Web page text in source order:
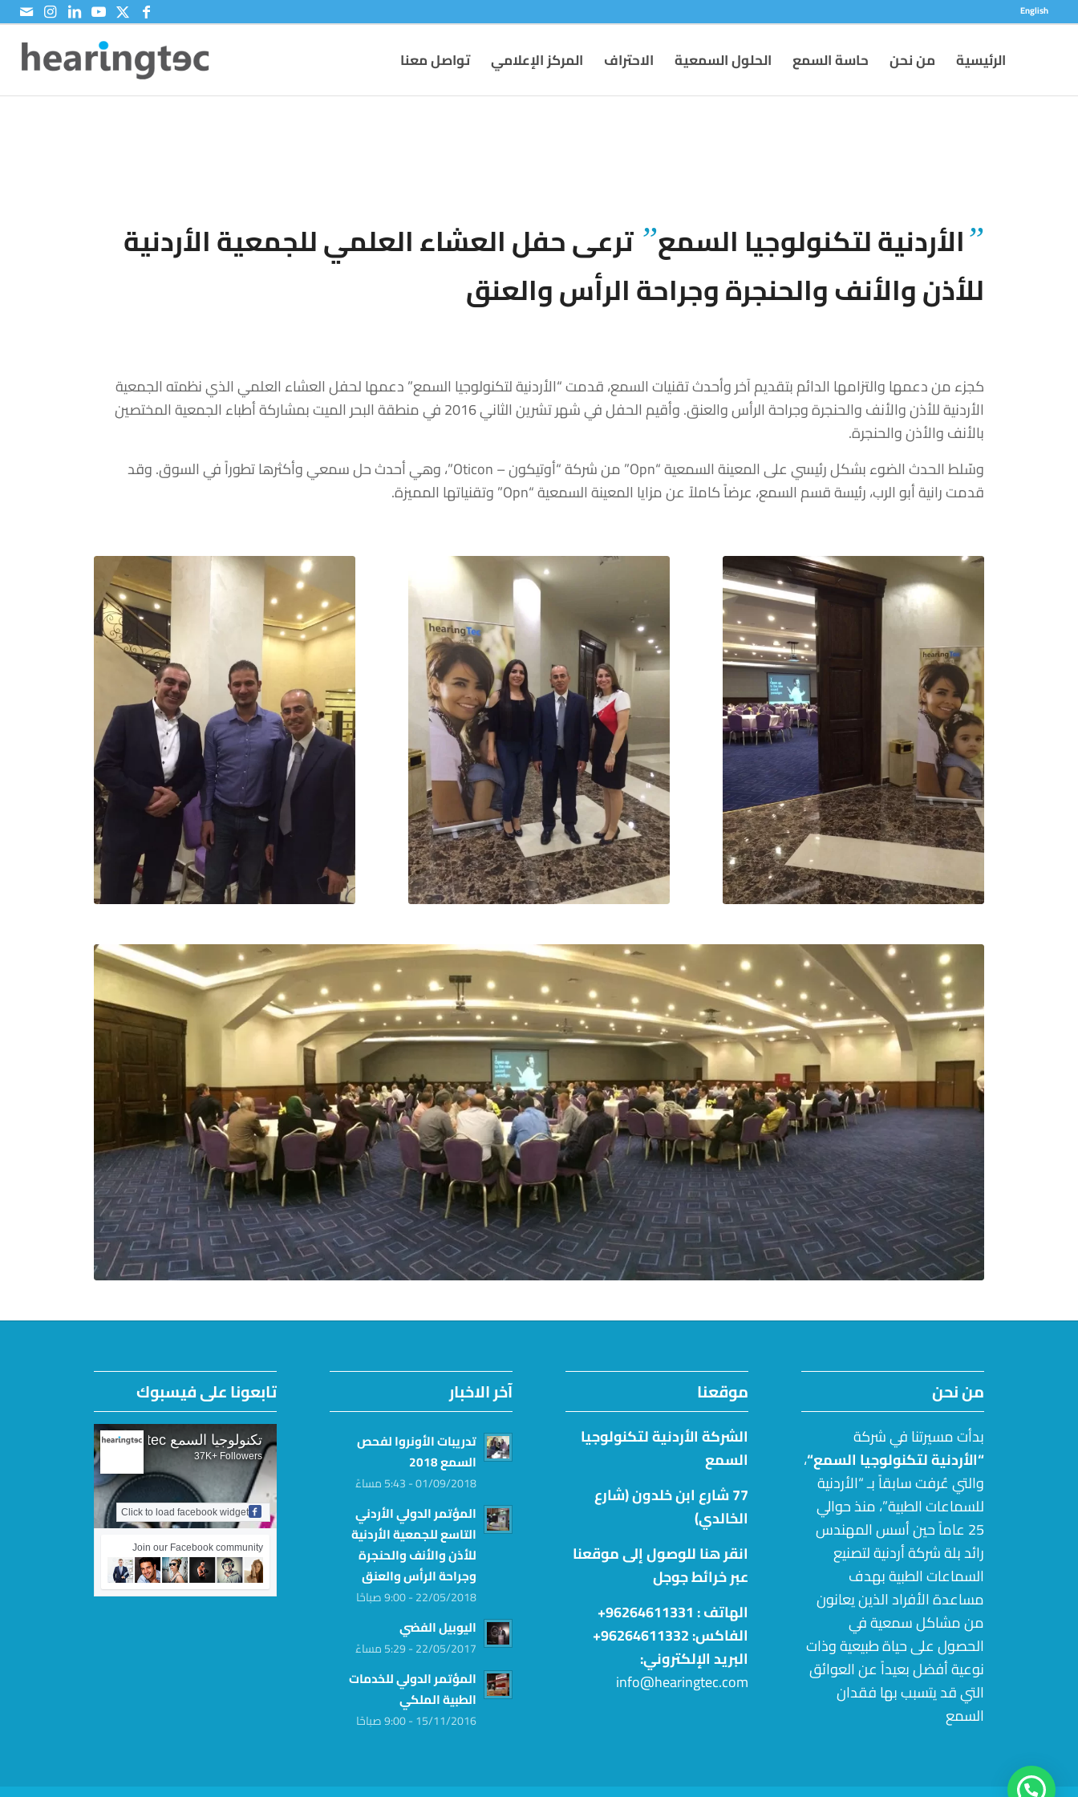
English
الرئيسية من نحن حاسة السمع الحلول السمعية الاحتراف المركز الإعلامي تواصل معنا
”الأردنية لتكنولوجيا السمع” ترعى حفل العشاء العلمي للجمعية الأردنية
للأذن والأنف والحنجرة وجراحة الرأس والعنق
كجزء من دعمها والتزامها الدائم بتقديم آخر وأحدث تقنيات السمع، قدمت “الأردنية لتكنولوجيا السمع” دعمها لحفل العشاء العلمي الذي نظمته الجمعية
الأردنية للأذن والأنف والحنجرة وجراحة الرأس والعنق. وأقيم الحفل في شهر تشرين الثاني 2016 في منطقة البحر الميت بمشاركة أطباء الجمعية المختصين
بالأنف والأذن والحنجرة.
وسّلط الحدث الضوء بشكل رئيسي على المعينة السمعية “Opn” من شركة “أوتيكون – Oticon”، وهي أحدث حل سمعي وأكثرها تطوراً في السوق. وقد
قدمت رانية أبو الرب، رئيسة قسم السمع، عرضاً كاملاً عن مزايا المعينة السمعية “Opn” وتقنياتها المميزة.
من نحن
بدأت مسيرتنا في شركة
“الأردنية لتكنولوجيا السمع“،
والتي عُرفت سابقاً بـ “الأردنية
للسماعات الطبية”، منذ حوالي
25 عاماً حين أسس المهندس
رائد بلة شركة أردنية لتصنيع
السماعات الطبية بهدف
مساعدة الأفراد الذين يعانون
من مشاكل سمعية في
الحصول على حياة طبيعية وذات
نوعية أفضل بعيداً عن العوائق
التي قد يتسبب بها فقدان
السمع
موقعنا
الشركة الأردنية لتكنولوجيا
السمع
77 شارع ابن خلدون (شارع
الخالدي)
انقر هنا للوصول إلى موقعنا
عبر خرائط جوجل
الهاتف : 96264611331+
الفاكس: 96264611332+
البريد الإلكتروني:
info@hearingtec.com
آخر الاخبار
تدريبات الأونروا لفحص
السمع 2018
01/09/2018 - 5:43 مساءً
المؤتمر الدولي الأردني
التاسع للجمعية الأردنية
للأذن والأنف والحنجرة
وجراحة الرأس والعنق
22/05/2018 - 9:00 صباحًا
اليوبيل الفضي
22/05/2017 - 5:29 مساءً
المؤتمر الدولي للخدمات
الطبية الملكي
15/11/2016 - 9:00 صباحًا
تابعونا على فيسبوك
تكنولوجيا السمع hearingtec
37K+ Followers
Click to load facebook widget
Join our Facebook community